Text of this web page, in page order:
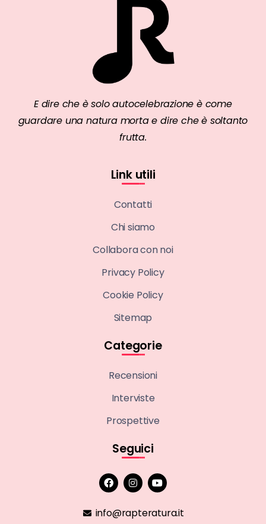
E dire che è solo autocelebrazione è come
guardare una natura morta e dire che è soltanto
frutta.
Link utili
Contatti
Chi siamo
Collabora con noi
Privacy Policy
Cookie Policy
Sitemap
Categorie
Recensioni
Interviste
Prospettive
Seguici
info@rapteratura.it